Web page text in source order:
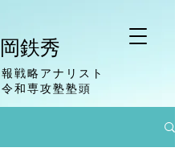
鉄秀
戦略アナリスト
​令和専攻塾塾頭